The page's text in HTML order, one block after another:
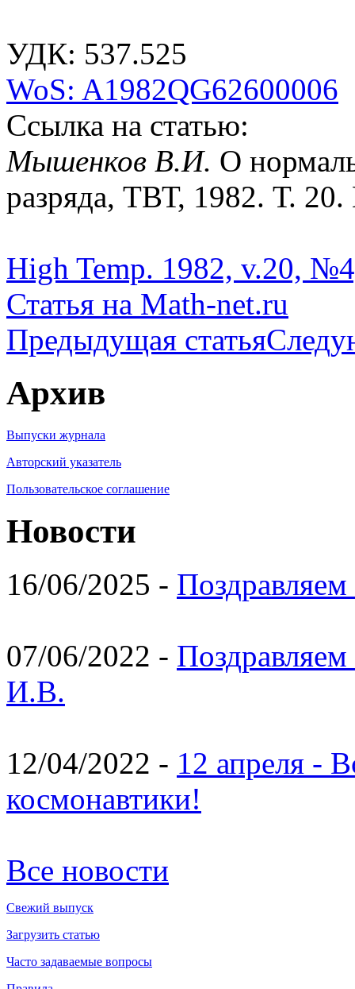
УДК: 537.525
WoS: A1982QG62600006
Ссылка на статью:
Мышенков В.И. О
разряда, ТВТ, 1982. Т.
High Temp. 1982, v.20,
Статья на Math-net.ru
Предыдущая статья
Архив
Выпуски журнала
Авторский указатель
Пользовательское соглашение
Новости
16/06/2025 -
07/06/2022 -
И.В.
12/04/2022 - 12 апреля -
космонавтики!
Все новости
Свежий выпуск
Загрузить статью
Часто задаваемые вопросы